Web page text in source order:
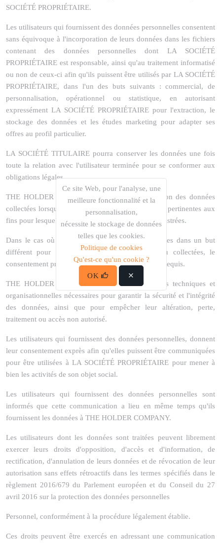
SOCIÉTÉ PROPRIÉTAIRE.
Les utilisateurs qui fournissent des données personnelles consentent
sans équivoque à l'incorporation de leurs données dans les fichiers
contenant des données personnelles dont LA SOCIÉTÉ
PROPRIÉTAIRE est responsable, ainsi qu'au traitement informatisé
ou non de ceux-ci afin qu'ils puissent être utilisés par LA SOCIÉTÉ
PROPRIÉTAIRE, dans l'un des buts suivants : commercial, de
personnalisation, opérationnel ou statistique, en autorisant
expressément LA SOCIÉTÉ PROPRIÉTAIRE pour l'extraction, le
stockage des données et les études marketing pour adapter ses
offres au profil particulier.
LA SOCIÉTÉ TITULAIRE pourra conserver les données une fois
toute la relation avec l'utilisateur terminée pour se conformer aux
obligations légales.
THE HOLDER COMPANY procédera à l'annulation des données
collectées lorsqu'elles ne seront plus nécessaires ou pertinentes aux
fins pour lesquelles elles ont été collectées ou enregistrées.
Dans le cas où les données collectées sont utilisées dans un but
différent pour lequel elles ont été collectées ou collectées, le
consentement préalable des parties intéressées sera requis.
THE HOLDER COMPANY a adopté les mesures techniques et
organisationnelles nécessaires pour garantir la sécurité et l'intégrité
des données, ainsi que pour empêcher leur altération, perte,
traitement ou accès non autorisé.
Les utilisateurs qui fournissent des données personnelles, donnent
leur consentement exprès afin qu'elles puissent être communiquées
pour être utilisées à LA SOCIÉTÉ PROPRIÉTAIRE pour mener à
bien les activités de son objet social.
Les utilisateurs qui fournissent des données personnelles sont
informés que cette communication a lieu en même temps qu'ils
fournissent les données à THE HOLDER COMPANY.
Les utilisateurs dont les données sont traitées peuvent librement
exercer leurs droits d'opposition, d'accès et d'information, de
rectification, d'annulation de leurs données et de révocation de leur
autorisation sans effets rétroactifs dans les termes spécifiés dans le
règlement 2016/679 du Parlement européen et du Conseil du 27
avril 2016 sur la protection des données personnelles
Personnel, conformément à la procédure légalement établie.
Ces droits peuvent être exercés en adressant une communication
Ce site Web, pour l'analyse, une
meilleure fonctionnalité et la
personnalisation,
nécessite le stockage de données
telles que les cookies.
Politique de cookies
Qu'est-ce qu'un cookie ?
OK